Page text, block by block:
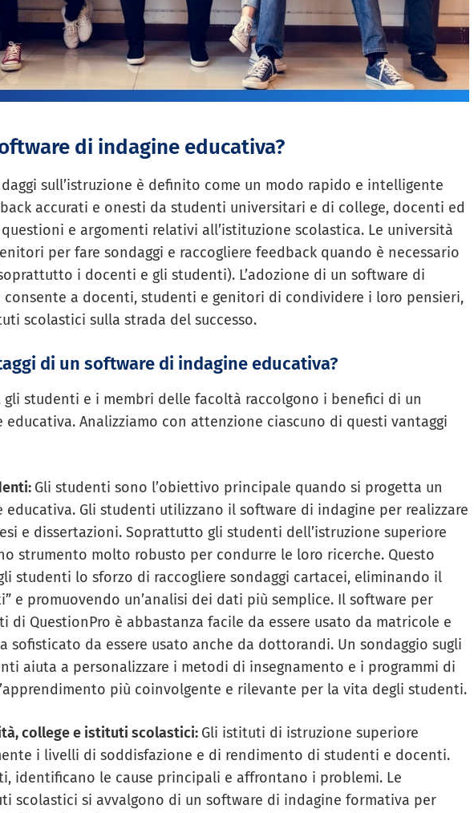
di indagine educativa?
sull’istruzione è definito come un modo rapido e intelligente
accurati e onesti da studenti universitari e di college, docenti ed
e argomenti relativi all’istituzione scolastica. Le università
per fare sondaggi e raccogliere feedback quando è necessario
i docenti e gli studenti). L’adozione di un software di
a docenti, studenti e genitori di condividere i loro pensieri,
scolastici sulla strada del successo.
di un software di indagine educativa?
studenti e i membri delle facoltà raccolgono i benefici di un
Analizziamo con attenzione ciascuno di questi vantaggi
Gli studenti sono l’obiettivo principale quando si progetta un
educativa. Gli studenti utilizzano il software di indagine per realizzare
e dissertazioni. Soprattutto gli studenti dell’istruzione superiore
strumento molto robusto per condurre le loro ricerche. Questo
studenti lo sforzo di raccogliere sondaggi cartacei, eliminando il
e promuovendo un’analisi dei dati più semplice. Il software per
di QuestionPro è abbastanza facile da essere usato da matricole e
sofisticato da essere usato anche da dottorandi. Un sondaggio sugli
aiuta a personalizzare i metodi di insegnamento e i programmi di
più coinvolgente e rilevante per la vita degli studenti.
college e istituti scolastici: Gli istituti di istruzione superiore
i livelli di soddisfazione e di rendimento di studenti e docenti.
identificano le cause principali e affrontano i problemi. Le
scolastici si avvalgono di un software di indagine formativa per